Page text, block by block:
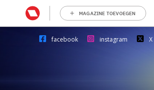
MAGAZINE TOEVOEGEN
facebook instagram X